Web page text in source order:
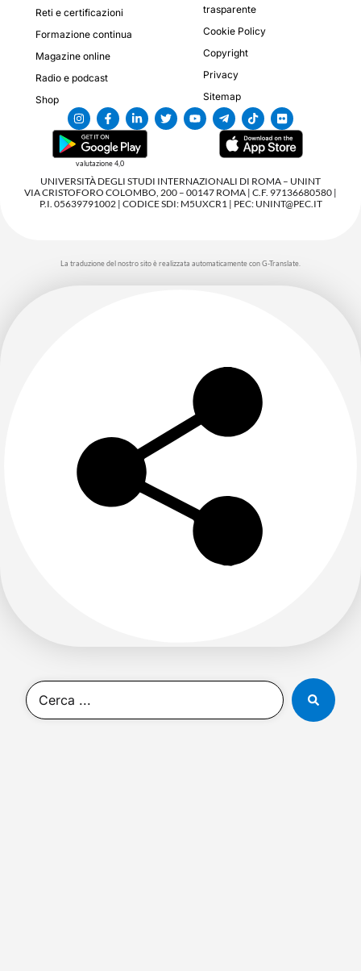
Reti e certificazioni
Formazione continua
Magazine online
Radio e podcast
Shop
trasparente
Cookie Policy
Copyright
Privacy
Sitemap
valutazione 4,0
UNIVERSITÀ DEGLI STUDI INTERNAZIONALI DI ROMA – UNINT
VIA CRISTOFORO COLOMBO, 200 – 00147 ROMA | C.F. 97136680580 |
P.I. 05639791002 | CODICE SDI: M5UXCR1 | PEC: UNINT@PEC.IT
La traduzione del nostro sito è realizzata automaticamente con G-Translate.